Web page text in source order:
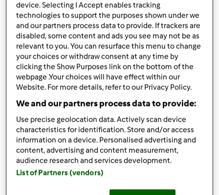
Składniki
Majonez miodowy
1całe jajko
sok z połowy cytryny lub 1 łyżka octu winnego
0,5 płaskiej łyżeczkisoli
szczyptyczarnego pieprzu,świeżo zmielonego
1łyżki miodu
250goleju,rzepakowego lub słonecznikowego
Lista zakupów
device. Selecting I Accept enables tracking
technologies to support the purposes shown under we
and our partners process data to provide. If trackers are
disabled, some content and ads you see may not be as
relevant to you. You can resurface this menu to change
your choices or withdraw consent at any time by
clicking the Show Purposes link on the bottom of the
webpage .Your choices will have effect within our
Website. For more details, refer to our Privacy Policy.
We and our partners process data to provide:
Use precise geolocation data. Actively scan device
characteristics for identification. Store and/or access
information on a device. Personalised advertising and
content, advertising and content measurement,
audience research and services development.
List of Partners (vendors)